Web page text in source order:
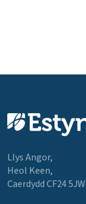
Llys Angor,
Heol Keen,
Caerdydd CF24 5JW